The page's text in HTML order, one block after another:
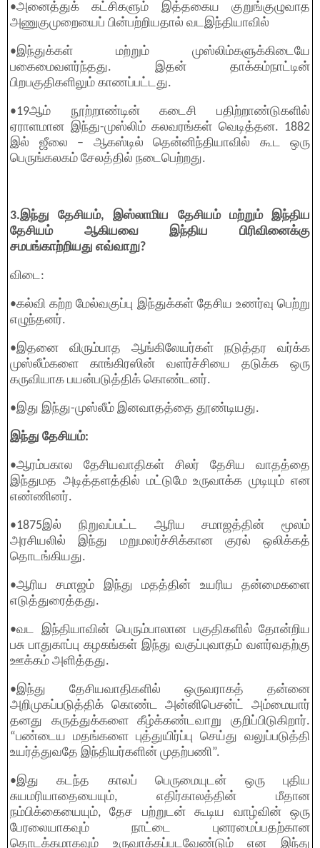
•அனைத்துக் கட்சிகளும் இத்தகைய குறுங்குழுவாத
அணுகுமுறையைப் பின்பற்றியதால் வடஇந்தியாவில்
•இந்துக்கள் மற்றும் முஸ்லிம்களுக்கிடையே
பகைமைவளர்ந்தது. இதன் தாக்கம்நாட்டின்
பிறபகுதிகளிலும் காணப்பட்டது.
•19ஆம் நூற்றாண்டின் கடைசி பதிற்றாண்டுகளில்
ஏராளமான இந்து-முஸ்லிம் கலவரங்கள் வெடித்தன. 1882
இல் ஜீலை – ஆகஸ்டில் தென்னிந்தியாவில் கூட ஒரு
பெருங்கலகம் சேலத்தில் நடைபெற்றது.
3.இந்து தேசியம், இஸ்லாமிய தேசியம் மற்றும் இந்திய
தேசியம் ஆகியவை இந்திய பிரிவினைக்கு
சமபங்காற்றியது எவ்வாறு?
விடை:
•கல்வி கற்ற மேல்வகுப்பு இந்துக்கள் தேசிய உணர்வு பெற்று
எழுந்தனர்.
•இதனை விரும்பாத ஆங்கிலேயர்கள் நடுத்தர வர்க்க
முஸ்லீம்களை காங்கிரஸின் வளர்ச்சியை தடுக்க ஒரு
கருவியாக பயன்படுத்திக் கொண்டனர்.
•இது இந்து-முஸ்லீம் இனவாதத்தை தூண்டியது.
இந்து தேசியம்:
•ஆரம்பகால தேசியவாதிகள் சிலர் தேசிய வாதத்தை
இந்துமத அடித்தளத்தில் மட்டுமே உருவாக்க முடியும் என
எண்ணினர்.
•1875இல் நிறுவப்பட்ட ஆரிய சமாஜத்தின் மூலம்
அரசியலில் இந்து மறுமலர்ச்சிக்கான குரல் ஒலிக்கத்
தொடங்கியது.
•ஆரிய சமாஜம் இந்து மதத்தின் உயரிய தன்மைகளை
எடுத்துரைத்தது.
•வட இந்தியாவின் பெரும்பாலான பகுதிகளில் தோன்றிய
பசு பாதுகாப்பு கழகங்கள் இந்து வகுப்புவாதம் வளர்வதற்கு
ஊக்கம் அளித்தது.
•இந்து தேசியவாதிகளில் ஒருவராகத் தன்னை
அறிமுகப்படுத்திக் கொண்ட அன்னிபெசன்ட் அம்மையார்
தனது கருத்துக்களை கீழ்க்கண்டவாறு குறிப்பிடுகிறார்.
“பண்டைய மதங்களை புத்துயிர்ப்பு செய்து வலுப்படுத்தி
உயர்த்துவதே இந்தியர்களின் முதற்பணி”.
•இது கடந்த காலப் பெருமையுடன் ஒரு புதிய
சுயமரியாதையையும், எதிர்காலத்தின் மீதான
நம்பிக்கையையும், தேச பற்றுடன் கூடிய வாழ்வின் ஒரு
பேரலையாகவும் நாட்டை புனரமைப்பதற்கான
தொடக்கமாகவும் உருவாக்கப்படவேண்டும் என இந்து